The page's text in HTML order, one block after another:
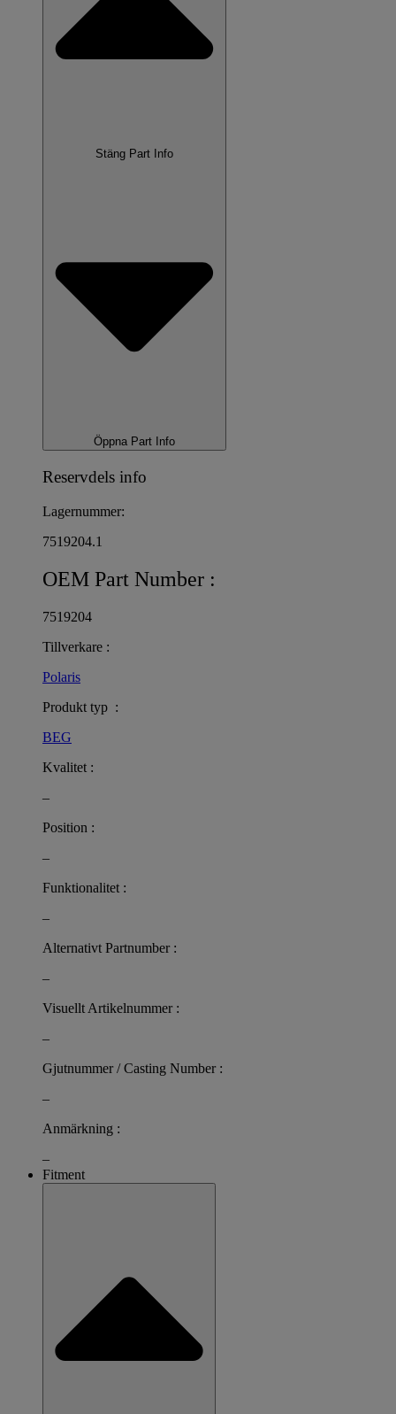
Stäng Part Info
Öppna Part Info
Reservdels info
Lagernummer:
7519204.1
OEM Part Number :
7519204
Tillverkare :
Polaris
Produkt typ :
BEG
Kvalitet :
–
Position :
–
Funktionalitet :
–
Alternativt Partnumber :
–
Visuellt Artikelnummer :
–
Gjutnummer / Casting Number :
–
Anmärkning :
–
Fitment